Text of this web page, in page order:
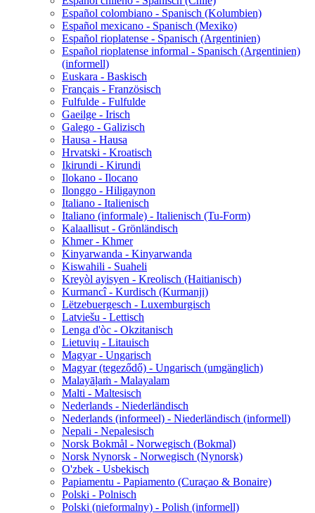
Español colombiano - Spanisch (Kolumbien)
Español mexicano - Spanisch (Mexiko)
Español rioplatense - Spanisch (Argentinien)
Español rioplatense informal - Spanisch (Argentinien)
(informell)
Euskara - Baskisch
Français - Französisch
Fulfulde - Fulfulde
Gaeilge - Irisch
Galego - Galizisch
Hausa - Hausa
Hrvatski - Kroatisch
Ikirundi - Kirundi
Ilokano - Ilocano
Ilonggo - Hiligaynon
Italiano - Italienisch
Italiano (informale) - Italienisch (Tu-Form)
Kalaallisut - Grönländisch
Khmer - Khmer
Kinyarwanda - Kinyarwanda
Kiswahili - Suaheli
Kreyòl ayisyen - Kreolisch (Haitianisch)
Kurmancî - Kurdisch (Kurmanji)
Lëtzebuergesch - Luxemburgisch
Latviešu - Lettisch
Lenga d'òc - Okzitanisch
Lietuvių - Litauisch
Magyar - Ungarisch
Magyar (tegeződő) - Ungarisch (umgänglich)
Malayāḷaṁ - Malayalam
Malti - Maltesisch
Nederlands - Niederländisch
Nederlands (informeel) - Niederländisch (informell)
Nepali - Nepalesisch
Norsk Bokmål - Norwegisch (Bokmal)
Norsk Nynorsk - Norwegisch (Nynorsk)
O'zbek - Usbekisch
Papiamentu - Papiamento (Curaçao & Bonaire)
Polski - Polnisch
Polski (nieformalny) - Polish (informell)